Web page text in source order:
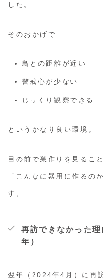
した。
そのおかげで
鳥との距離が近い
警戒心が少ない
じっくり観察できる
というかなり良い環境。
目の前で巣作りを見るこ
「こんなに器用に作るの
す。
再訪できなかった
年）
翌年（2024年4月）に再